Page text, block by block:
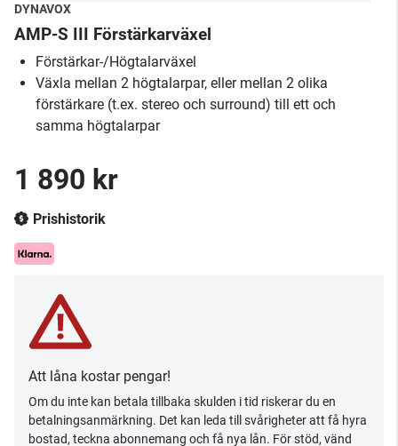
DYNAVOX
AMP-S III Förstärkarväxel
Förstärkar-/Högtalarväxel
Växla mellan 2 högtalarpar, eller mellan 2 olika
förstärkare (t.ex. stereo och surround) till ett och
samma högtalarpar
1 890 kr
Prishistorik
Att låna kostar pengar!
Om du inte kan betala tillbaka skulden i tid riskerar du en
betalningsanmärkning. Det kan leda till svårigheter att få hyra
bostad, teckna abonnemang och få nya lån. För stöd, vänd